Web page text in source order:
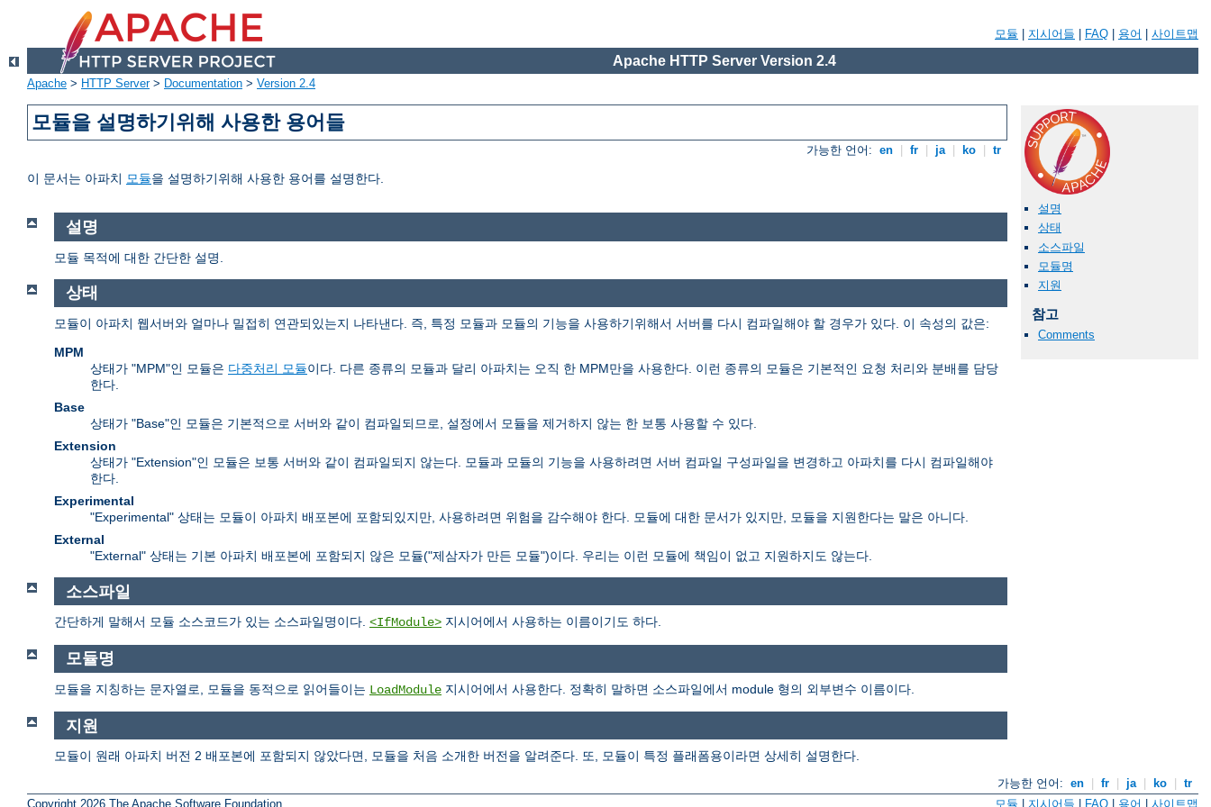
모듈 지시어들 FAQ 용어 사이트맵
Apache HTTP Server Version 2.4
Apache > HTTP Server> Documentation > Version 2.4
모듈을 설명하기위해 사용한 용어들
가능한 언어: en fr ja ko tr
이 문서는 아파치 모듈을 설명하기위해 사용한 용어를 설명한다.
설명
상태
소스파일
모듈명
지원
참고
Comments
설명
모듈 목적에 대한 간단한 설명.
상태
모듈이 아파치 웹서버와 얼마나 밀접히 연관되있는지 나타낸다. 즉, 특정 모듈과 모듈의 기능을 사용하기위해서 서버를 다시 컴파일해야 할 경우가 있다. 이 속성의 값은:
MPM
상태가 "MPM"인 모듈은 다중처리 모듈이다. 다른 종류의 모듈과 달리 아파치는 오직 한 MPM만을 사용한다. 이런 종류의 모듈은 기본적인 요청 처리와 분배를 담당
한다.
Base
상태가 "Base"인 모듈은 기본적으로 서버와 같이 컴파일되므로, 설정에서 모듈을 제거하지 않는 한 보통 사용할 수 있다.
Extension
상태가 "Extension"인 모듈은 보통 서버와 같이 컴파일되지 않는다. 모듈과 모듈의 기능을 사용하려면 서버 컴파일 구성파일을 변경하고 아파치를 다시 컴파일해야
한다.
Experimental
"Experimental" 상태는 모듈이 아파치 배포본에 포함되있지만, 사용하려면 위험을 감수해야 한다. 모듈에 대한 문서가 있지만, 모듈을 지원한다는 말은 아니다.
External
"External" 상태는 기본 아파치 배포본에 포함되지 않은 모듈("제삼자가 만든 모듈")이다. 우리는 이런 모듈에 책임이 없고 지원하지도 않는다.
소스파일
간단하게 말해서 모듈 소스코드가 있는 소스파일명이다. <IfModule> 지시어에서 사용하는 이름이기도 하다.
모듈명
모듈을 지칭하는 문자열로, 모듈을 동적으로 읽어들이는 LoadModule 지시어에서 사용한다. 정확히 말하면 소스파일에서 module 형의 외부변수 이름이다.
지원
모듈이 원래 아파치 버전 2 배포본에 포함되지 않았다면, 모듈을 처음 소개한 버전을 알려준다. 또, 모듈이 특정 플래폼용이라면 상세히 설명한다.
가능한 언어: en fr ja ko
tr
Copyright 2026 The Apache Software Foundation.
모듈 | 지시어들 | FAQ | 용어 | 사이트맵